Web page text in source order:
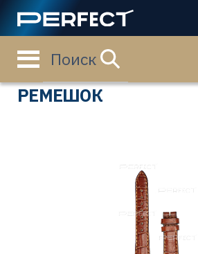
Поиск
Главная страница Каталог
РЕМЕШОК